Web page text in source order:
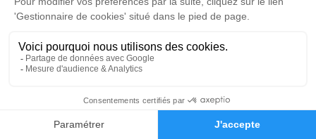
Faire-part Hommages
disponible ici.
Cérémonie